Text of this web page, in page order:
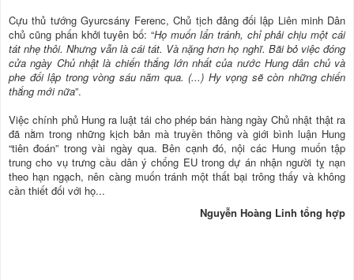
Cựu thủ tướng Gyurcsány Ferenc, Chủ tịch đảng đối lập Liên minh Dân
chủ cũng phấn khởi tuyên bố: “Họ muốn lẩn tránh, chỉ phải chịu một cái
tát nhẹ thôi. Nhưng vẫn là cái tát. Và nặng hơn họ nghĩ. Bãi bỏ việc đóng
cửa ngày Chủ nhật là chiến thắng lớn nhất của nước Hung dân chủ và
phe đối lập trong vòng sáu năm qua. (...) Hy vọng sẽ còn những chiến
thắng mới nữa”.
Việc chính phủ Hung ra luật tái cho phép bán hàng ngày Chủ nhật thật ra
đã nằm trong những kịch bản mà truyền thông và giới bình luận Hung
“tiên đoán” trong vài ngày qua. Bên cạnh đó, nội các Hung muốn tập
trung cho vụ trưng cầu dân ý chống EU trong dự án nhận người tỵ nạn
theo hạn ngạch, nên càng muốn tránh một thất bại trông thấy và không
cần thiết đối với họ...
Nguyễn Hoàng Linh tổng hợp